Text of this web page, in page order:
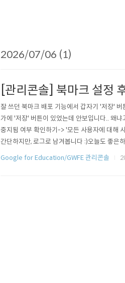
2026/07/06 (1)
[관리콘솔] 북마크 설정
잘 쓰던 북마크 배포 기능에서 갑자기 '저장'
가에 '저장' 버튼이 있었는데 안보입니다.. 왜
중지됨 여부 확인하기-> '모든 사용자에 대해
간단하지만, 로그로 남겨봅니다 :)오늘도 좋은
Google for Education/GWFE 관리콘솔